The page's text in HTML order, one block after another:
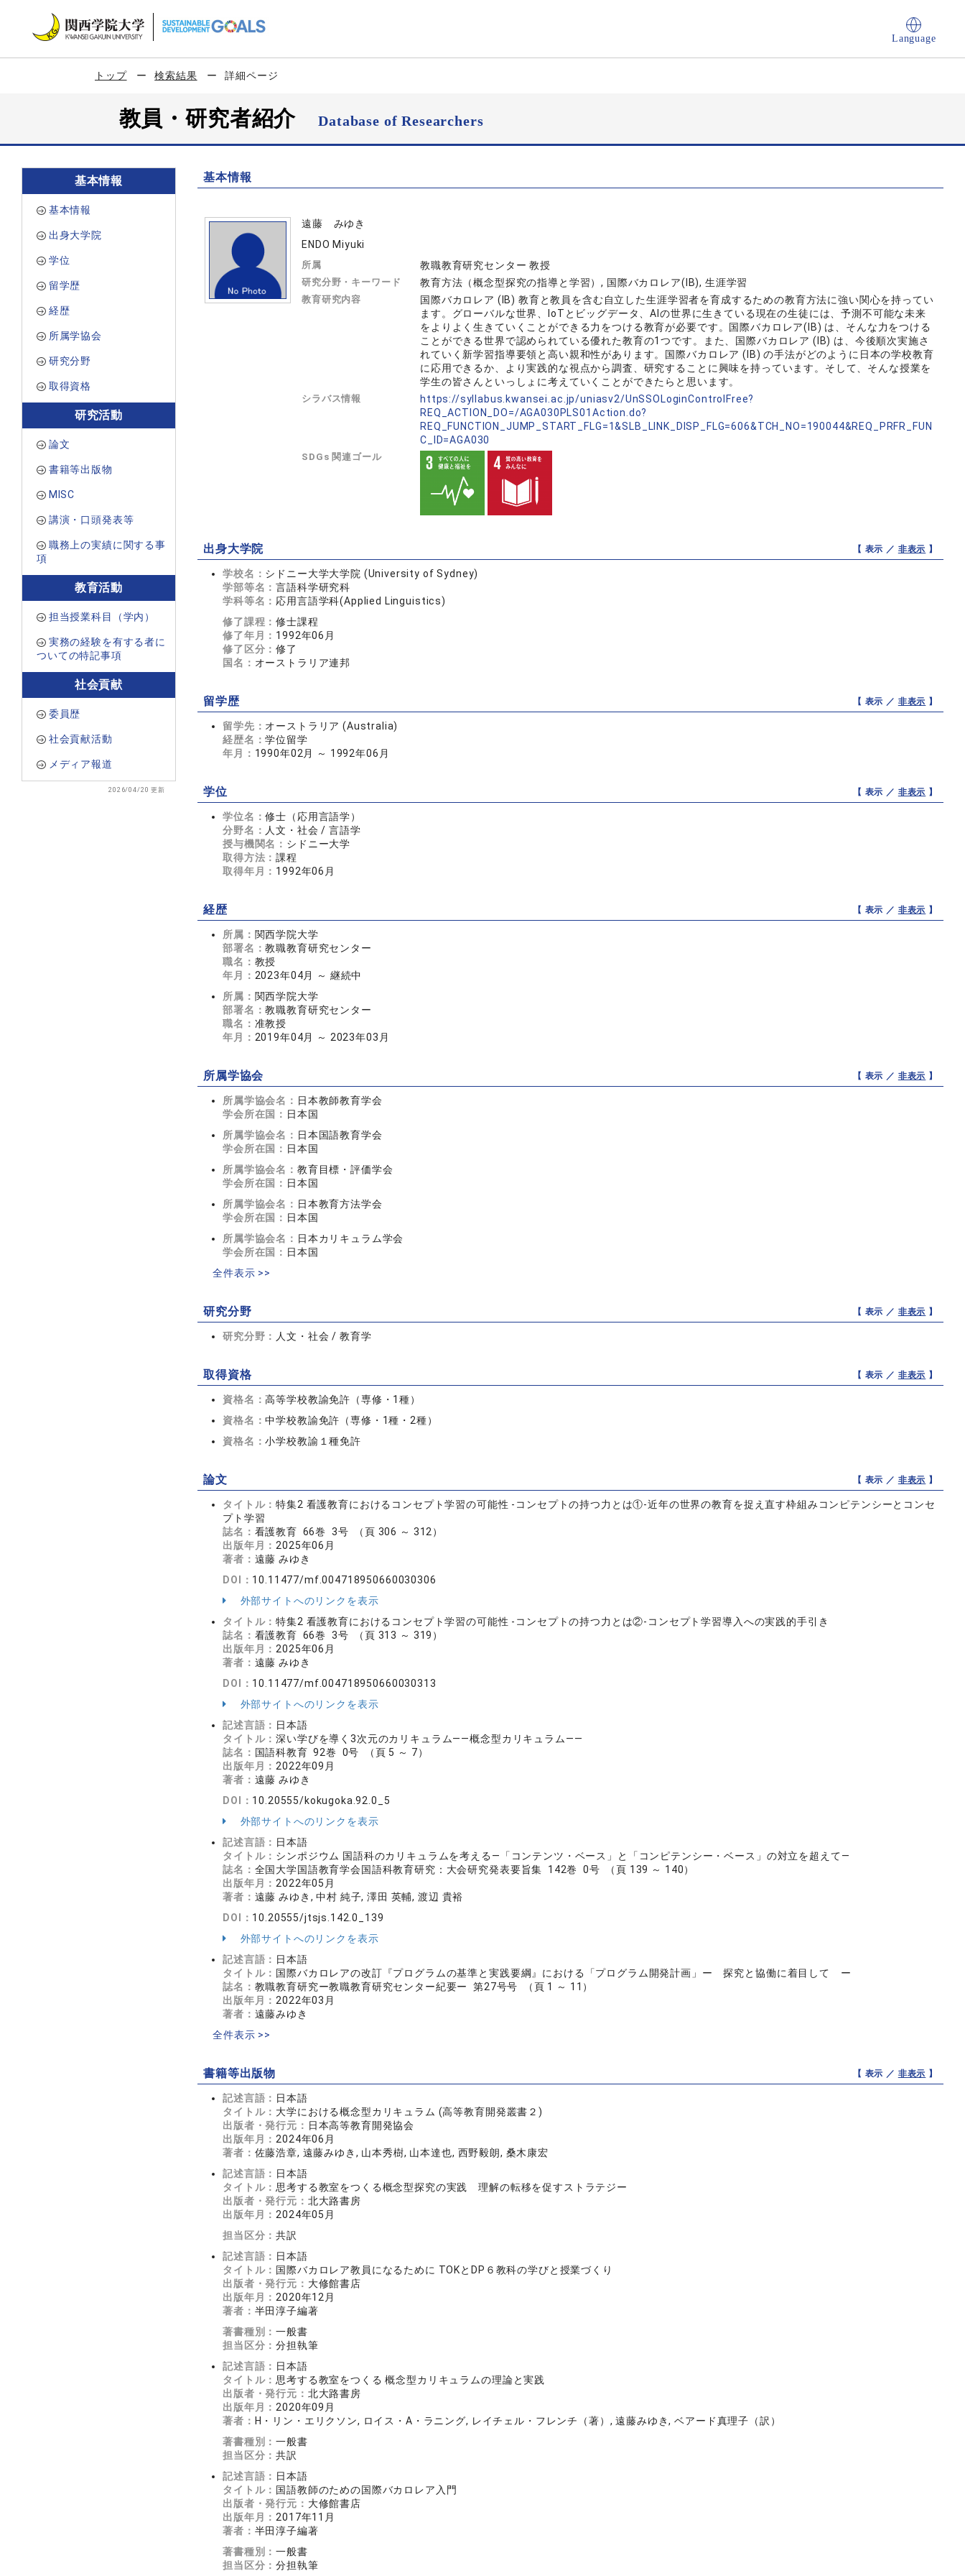
Language
トップ 検索結果 詳細ページ
教員・研究者紹介Database of Researchers
基本情報
基本情報
出身大学院
学位
留学歴
経歴
所属学協会
研究分野
取得資格
研究活動
論文
書籍等出版物
MISC
講演・口頭発表等
職務上の実績に関する事
項
教育活動
担当授業科目（学内）
実務の経験を有する者に
ついての特記事項
社会貢献
委員歴
社会貢献活動
メディア報道
2026/04/20 更新
基本情報
遠藤 みゆき
ENDO Miyuki
所属 教職教育研究センター 教授
研究分野・キーワード 教育方法（概念型探究の指導と学習）, 国際バカロレア(IB), 生涯学習
教育研究内容
国際バカロレア (IB) 教育と教員を含む自立した生涯学習者を育成するための教育方法に強い関心を持ってい
ます。グローバルな世界、IoTとビッグデータ、AIの世界に生きている現在の生徒には、予測不可能な未来
をよりよく生きていくことができる力をつける教育が必要です。国際バカロレア(IB) は、そんな力をつける
ことができる世界で認められている優れた教育の1つです。また、国際バカロレア (IB) は、今後順次実施さ
れていく新学習指導要領と高い親和性があります。国際バカロレア (IB) の手法がどのように日本の学校教育
に応用できるか、より実践的な視点から調査、研究することに興味を持っています。そして、そんな授業を
学生の皆さんといっしょに考えていくことができたらと思います。
シラバス情報
https://syllabus.kwansei.ac.jp/uniasv2/UnSSOLoginControlFree?
REQ_ACTION_DO=/AGA030PLS01Action.do?
REQ_FUNCTION_JUMP_START_FLG=1&SLB_LINK_DISP_FLG=606&TCH_NO=190044&REQ_PRFR_FUN
C_ID=AGA030
SDGs 関連ゴール
出身大学院 【 表示 ／ 非表示 】
学校名： シドニー大学大学院 (University of Sydney)
学部等名：言語科学研究科
学科等名： 応用言語学科(Applied Linguistics)
修了課程：修士課程
修了年月： 1992年06月
修了区分：修了
国名： オーストラリア連邦
留学歴 【 表示 ／ 非表示 】
留学先： オーストラリア (Australia)
経歴名：学位留学
年月： 1990年02月 ～ 1992年06月
学位 【 表示 ／ 非表示 】
学位名：修士（応用言語学）
分野名： 人文・社会 / 言語学
授与機関名： シドニー大学
取得方法：課程
取得年月： 1992年06月
経歴 【 表示 ／ 非表示 】
所属： 関西学院大学
部署名：教職教育研究センター
職名： 教授
年月： 2023年04月 ～ 継続中
所属： 関西学院大学
部署名：教職教育研究センター
職名： 准教授
年月： 2019年04月 ～ 2023年03月
所属学協会 【 表示 ／ 非表示 】
所属学協会名： 日本教師教育学会
学会所在国： 日本国
所属学協会名： 日本国語教育学会
学会所在国： 日本国
所属学協会名： 教育目標・評価学会
学会所在国： 日本国
所属学協会名： 日本教育方法学会
学会所在国： 日本国
所属学協会名： 日本カリキュラム学会
学会所在国： 日本国
全件表示 >>
研究分野 【 表示 ／ 非表示 】
研究分野： 人文・社会 / 教育学
取得資格 【 表示 ／ 非表示 】
資格名：高等学校教諭免許（専修・1種）
資格名：中学校教諭免許（専修・1種・2種）
資格名：小学校教諭１種免許
論文 【 表示 ／ 非表示 】
タイトル：特集2 看護教育におけるコンセプト学習の可能性 -コンセプトの持つ力とは①-近年の世界の教育を捉え直す枠組みコンピテンシーとコンセ
プト学習
誌名： 看護教育 66巻 3号 （頁 306 ～ 312）
出版年月： 2025年06月
著者： 遠藤 みゆき
DOI： 10.11477/mf.004718950660030306
外部サイトへのリンクを表示
タイトル：特集2 看護教育におけるコンセプト学習の可能性 -コンセプトの持つ力とは②-コンセプト学習導入への実践的手引き
誌名： 看護教育 66巻 3号 （頁 313 ～ 319）
出版年月： 2025年06月
著者： 遠藤 みゆき
DOI： 10.11477/mf.004718950660030313
外部サイトへのリンクを表示
記述言語： 日本語
タイトル：深い学びを導く3次元のカリキュラム――概念型カリキュラム――
誌名： 国語科教育 92巻 0号 （頁 5 ～ 7）
出版年月： 2022年09月
著者： 遠藤 みゆき
DOI： 10.20555/kokugoka.92.0_5
外部サイトへのリンクを表示
記述言語： 日本語
タイトル： シンポジウム 国語科のカリキュラムを考える―「コンテンツ・ベース」と「コンピテンシー・ベース」の対立を超えて―
誌名： 全国大学国語教育学会国語科教育研究：大会研究発表要旨集 142巻 0号 （頁 139 ～ 140）
出版年月： 2022年05月
著者： 遠藤 みゆき, 中村 純子, 澤田 英輔, 渡辺 貴裕
DOI： 10.20555/jtsjs.142.0_139
外部サイトへのリンクを表示
記述言語： 日本語
タイトル： 国際バカロレアの改訂『プログラムの基準と実践要綱』における「プログラム開発計画」ー 探究と協働に着目して ー
誌名： 教職教育研究ー教職教育研究センター紀要ー 第27号号 （頁 1 ～ 11）
出版年月： 2022年03月
著者： 遠藤みゆき
全件表示 >>
書籍等出版物 【 表示 ／ 非表示 】
記述言語： 日本語
タイトル： 大学における概念型カリキュラム (高等教育開発叢書２)
出版者・発行元： 日本高等教育開発協会
出版年月： 2024年06月
著者： 佐藤浩章, 遠藤みゆき, 山本秀樹, 山本達也, 西野毅朗, 桑木康宏
記述言語： 日本語
タイトル： 思考する教室をつくる概念型探究の実践 理解の転移を促すストラテジー
出版者・発行元： 北大路書房
出版年月： 2024年05月
担当区分：共訳
記述言語： 日本語
タイトル： 国際バカロレア教員になるために TOKとDP６教科の学びと授業づくり
出版者・発行元： 大修館書店
出版年月： 2020年12月
著者： 半田淳子編著
著書種別：一般書
担当区分：分担執筆
記述言語： 日本語
タイトル： 思考する教室をつくる 概念型カリキュラムの理論と実践
出版者・発行元： 北大路書房
出版年月： 2020年09月
著者： H・リン・エリクソン, ロイス・A・ラニング, レイチェル・フレンチ（著）, 遠藤みゆき, ベアード真理子（訳）
著書種別：一般書
担当区分：共訳
記述言語： 日本語
タイトル： 国語教師のための国際バカロレア入門
出版者・発行元： 大修館書店
出版年月： 2017年11月
著者： 半田淳子編著
著書種別：一般書
担当区分：分担執筆